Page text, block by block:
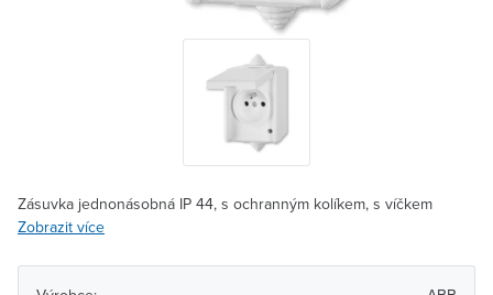
Zásuvka jednonásobná IP 44, s ochranným kolíkem, s víčkem
Zobrazit více